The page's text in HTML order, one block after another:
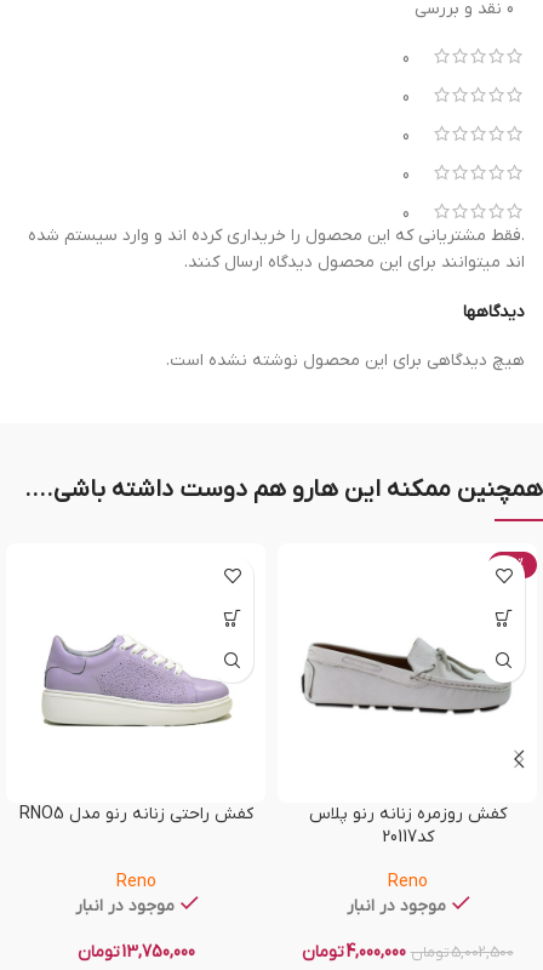
0 نقد و بررسی
0
0
0
0
0
دیدگاهها
هیچ دیدگاهی برای این محصول نوشته نشده است.
.فقط مشتریانی که این محصول را خریداری کرده اند و وارد سیستم شده
اند میتوانند برای این محصول دیدگاه ارسال کنند.
همچنین ممکنه این هارو هم دوست داشته باشی....
-20%
کفش روزمره زنانه رنو پلاس
کد20117
Reno
موجود در انبار
5,002,500تومان 4,000,000تومان
کفش راحتی زنانه رنو مدل RNO5
Reno
موجود در انبار
13,750,000تومان